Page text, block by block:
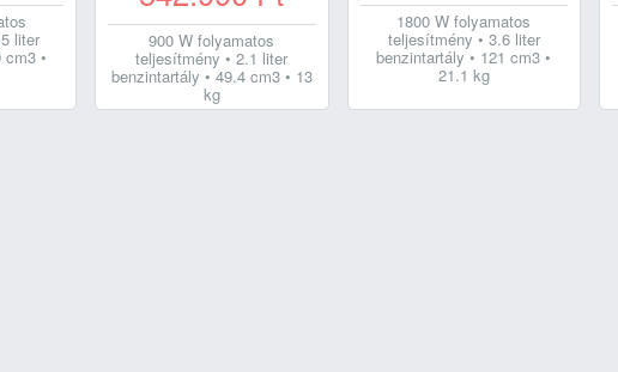
liter
•
900 W folyamatos
teljesítmény • 2.1 liter
benzintartály • 49.4 cm3 • 13
kg
1800 W folyamatos
teljesítmény • 3.6 liter
benzintartály • 121 cm3 •
21.1 kg